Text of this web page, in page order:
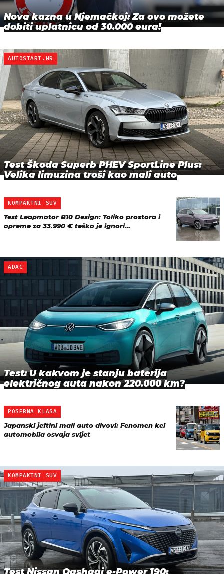
Nova kazna u Njemačkoj: Za ovo možete
dobiti uplatnicu od 30.000 eura!
AUTOSTART.HR
Test Škoda Superb PHEV SportLine Plus:
Velika limuzina troši kao mali auto
KOMPAKTNI SUV
Test Leapmotor B10 Design: Toliko prostora i
opreme za 33.990 € teško je ignori…
ADAC
Test: U kakvom je stanju baterija
električnog auta nakon 220.000 km?
POSEBNA KLASA
Japanski jeftini mali auto divovi: Fenomen kei
automobila osvaja svijet
KOMPAKTNI SUV